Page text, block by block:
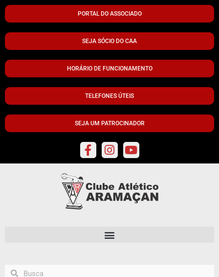
PORTAL DO ASSOCIADO
SEJA SÓCIO DO CAA
HORÁRIO DE FUNCIONAMENTO
TELEFONES ÚTEIS
SEJA UM PATROCINADOR